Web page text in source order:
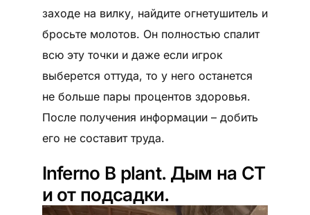
заходе на вилку, найдите огнетушитель и
бросьте молотов. Он полностью спалит
всю эту точки и даже если игрок
выберется оттуда, то у него останется
не больше пары процентов здоровья.
После получения информации – добить
его не составит труда.
Inferno B plant. Дым на CT
и от подсадки.